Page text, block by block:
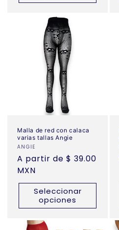
Malla de red con calaca
varias tallas Angie
Proveedor:
ANGIE
Precio
habitual
A partir de $ 39.00
MXN
Seleccionar
opciones